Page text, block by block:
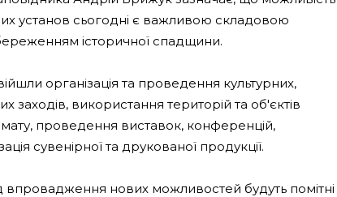
установ сьогодні є важливою складовою
історичної спадщини.
організація та проведення культурних,
заходів, використання територій та об'єктів
проведення виставок, конференцій,
сувенірної та друкованої продукції.
впровадження нових можливостей будуть помітні